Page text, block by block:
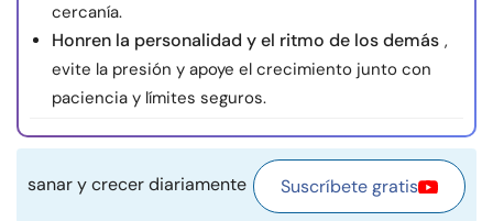
Sobre nosotros Contáctanos Escríbenos
Publicidad con
nosotros
© Copyright 2026. Todos los derechos reservados.
cercanía.
Honren la personalidad y el ritmo de los demás ,
evite la presión y apoye el crecimiento junto con
paciencia y límites seguros.
sanar y crecer diariamente Suscríbete gratis